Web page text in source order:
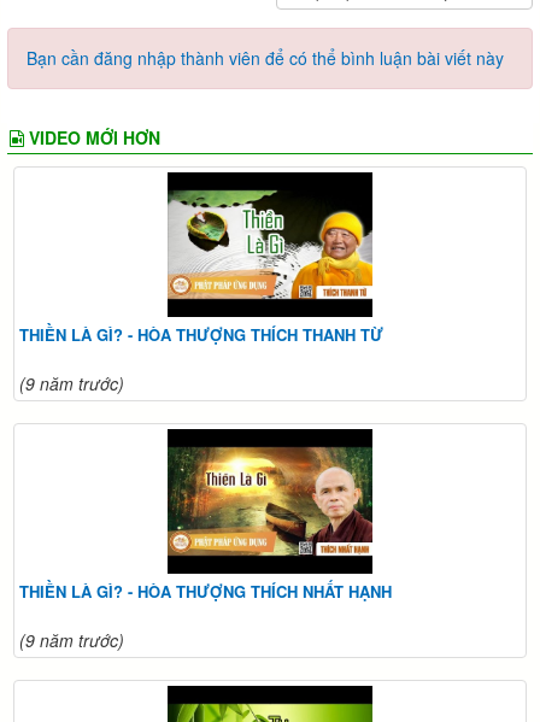
Bạn cần đăng nhập thành viên để có thể bình luận bài viết này
VIDEO MỚI HƠN
THIỀN LÀ GÌ? - HÒA THƯỢNG THÍCH THANH TỪ
(9 năm trước)
THIỀN LÀ GÌ? - HÒA THƯỢNG THÍCH NHẤT HẠNH
(9 năm trước)